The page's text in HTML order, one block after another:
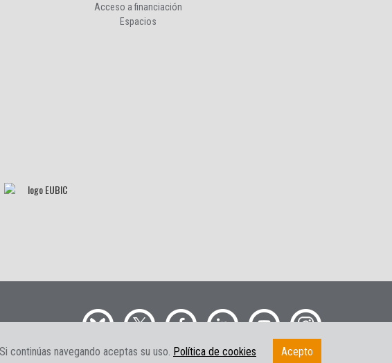
Acceso a financiación
Espacios
continúas navegando aceptas su uso. Política de cookies Acepto